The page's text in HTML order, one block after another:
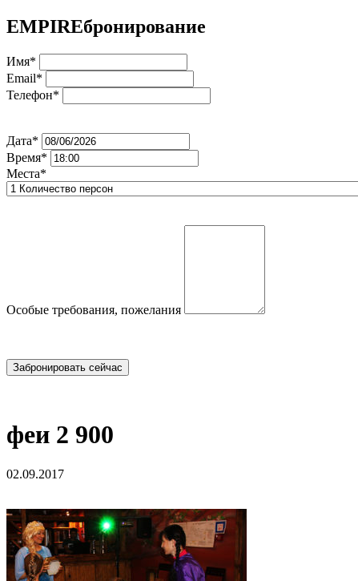
EMPIREбронирование
Имя*
Email*
Телефон*
Дата*
Время*
Места*
Особые требования, пожелания
феи 2 900
02.09.2017